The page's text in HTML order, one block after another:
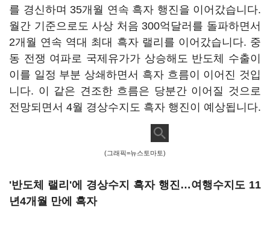
를 경신하며 35개월 연속 흑자 행진을 이어갔습니다.
월간 기준으로도 사상 처음 300억달러를 돌파하면서
2개월 연속 역대 최대 흑자 랠리를 이어갔습니다. 중
동 전쟁 여파로 국제유가가 상승해도 반도체 수출이
이를 일정 부분 상쇄하면서 흑자 흐름이 이어진 것입
니다. 이 같은 견조한 흐름은 당분간 이어질 것으로
전망되면서 4월 경상수지도 흑자 행진이 예상됩니다.
(그래픽=뉴스토마토)
'반도체 랠리'에 경상수지 흑자 행진…여행수지도 11
년4개월 만에 흑자